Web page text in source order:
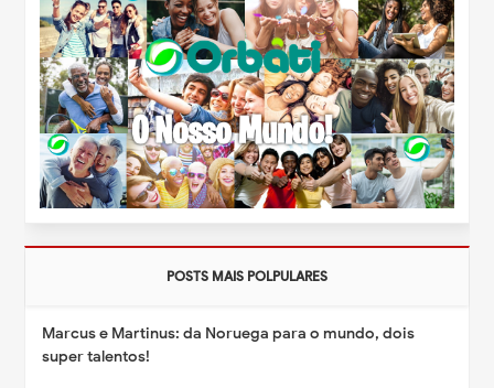
POSTS MAIS POLPULARES
Marcus e Martinus: da Noruega para o mundo, dois
super talentos!